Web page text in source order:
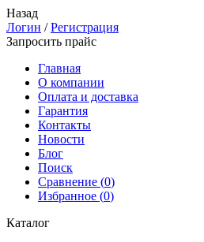
Назад
Логин /Регистрация
Запросить прайс
Главная
О компании
Оплата и доставка
Гарантия
Контакты
Новости
Блог
Поиск
Сравнение (0)
Избранное (0)
Каталог